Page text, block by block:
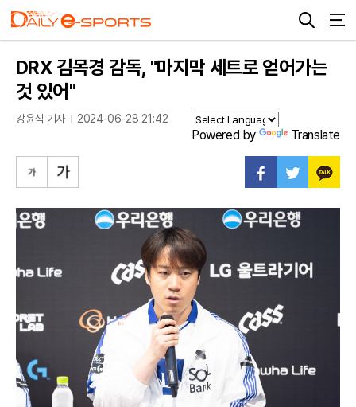
DRX 김목경 감독, "마지막 세트로 얻어가는
것 있어"
강윤식 기자 2024-06-28 21:42
Powered by Translate